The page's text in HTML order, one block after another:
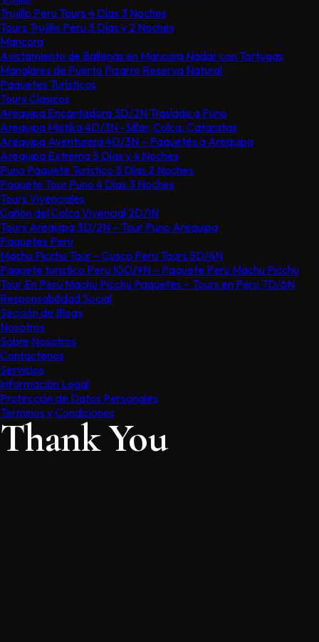
Trujillo Peru Tours​ 4 Días 3 Noches
Tours Trujillo Peru 3 Días y 2 Noches
Mancora
Avistamiento de Ballenas en Mancora Nadar con Tortugas
Manglares de Puerto Pizarro Reserva Natural
Paquetes Turísticos
Tours Clasicos
Arequipa Encantadora 3D/2N Traslado a Puno
Arequipa Mistika 4D/3N -Sillar, Colca, Cataratas
Arequipa Aventurera 4D/3N – Paquetes a Arequipa
Arequipa Extrema 5 Días y 4 Noches
Puno Paquete Turístico 3 Días 2 Noches
Paquete Tour Puno 4 Días 3 Noches
Tours Vivenciales
Cañón del Colca Vivencial 2D/1N
Tours Arequipa 3D/2N – Tour Puno Arequipa
Paquetes Perú
Machu Picchu Tour – Cusco Peru Tours 5D/4N
Paquete turistico Peru 10D/9N – Paquete Peru Machu Picchu
Tour En Peru Machu Picchu Paquetes – Tours en Peru 7D/6N
Responsabilidad Social
Sección de Blogs
Nosotros
Sobre Nosotros
Contactenos
Servicios
Información Legal
Protección de Datos Personales
Terminos y Condiciones
Thank You